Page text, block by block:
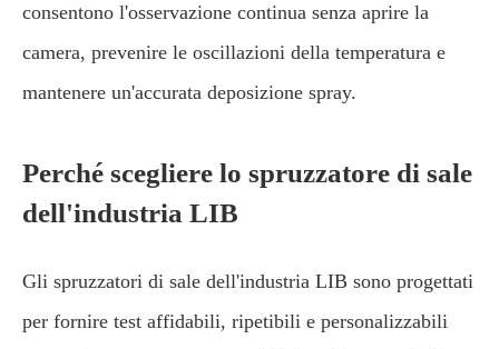
consentono l'osservazione continua senza aprire la
camera, prevenire le oscillazioni della temperatura e
mantenere un'accurata deposizione spray.
Perché scegliere lo spruzzatore di sale
dell'industria LIB
Gli spruzzatori di sale dell'industria LIB sono progettati
per fornire test affidabili, ripetibili e personalizzabili